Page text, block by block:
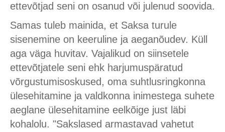
ettevõtjad seni on osanud või julenud soovida.
Samas tuleb mainida, et Saksa turule
sisenemine on keeruline ja aeganõudev. Küll
aga väga huvitav. Vajalikud on siinsetele
ettevõtjatele seni ehk harjumuspäratud
võrgustumisoskused, oma suhtlusringkonna
ülesehitamine ja valdkonna inimestega suhete
aeglane ülesehitamine eelkõige just läbi
kohalolu. "Sakslased armastavad vahetut